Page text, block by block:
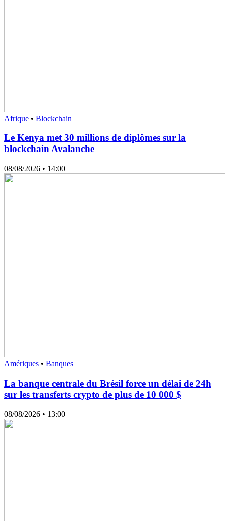
Afrique • Blockchain
Le Kenya met 30 millions de diplômes sur la
blockchain Avalanche
08/08/2026 • 14:00
Amériques • Banques
La banque centrale du Brésil force un délai de 24h
sur les transferts crypto de plus de 10 000 $
08/08/2026 • 13:00